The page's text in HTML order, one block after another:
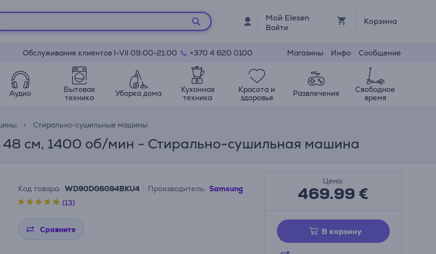
Мой Elesen
Войти
Корзина
Обслуживание клиентов I-VII 09:00-21:00 +370 4 620 0100 Магазины Инфо Сообщение
Аудио
Бытовая
техника
Уборка дома
Кухонная
техника
Красота и
здоровье
Развлечения
Свободное
время
Стирально-сушильные машины
48 см, 1400 об/мин - Стирально-сушильная машина
Код товара: WD90DG6G94BKU4 Производитель: Samsung
(13)
Сравните
Цена:
469.99€
В корзину